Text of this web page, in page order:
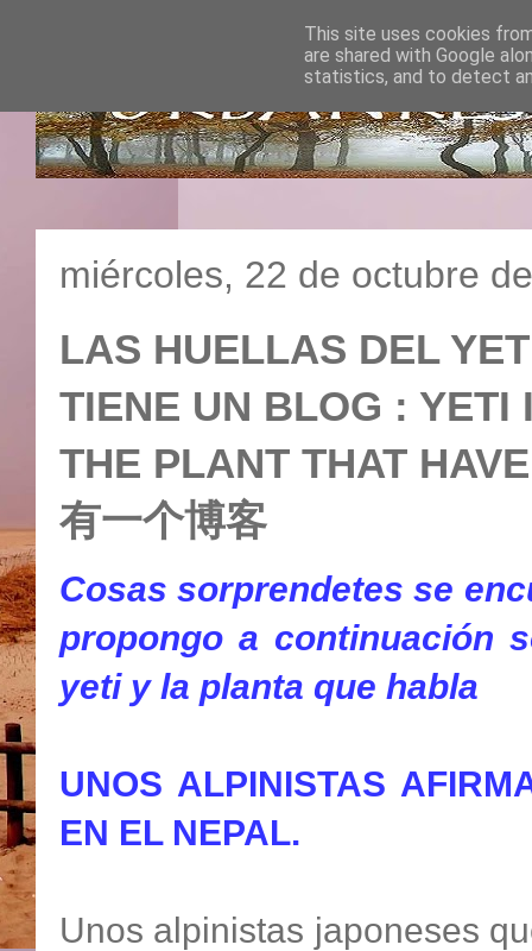
miércoles, 22 de octubre
LAS HUELLAS DEL
TIENE UN BLOG : YETI
THE PLANT THAT
有一个博客
Cosas sorprendetes se
propongo a continuación
yeti y la planta que habla
UNOS ALPINISTAS
EN EL NEPAL.
Unos alpinistas japoneses
This site uses cookies
are shared with Google
statistics, and to detect